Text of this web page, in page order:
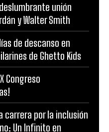
unión
y Walter Smith
de descanso en
de Ghetto Kids
Congreso
carrera por la inclusión
Un Infinito en